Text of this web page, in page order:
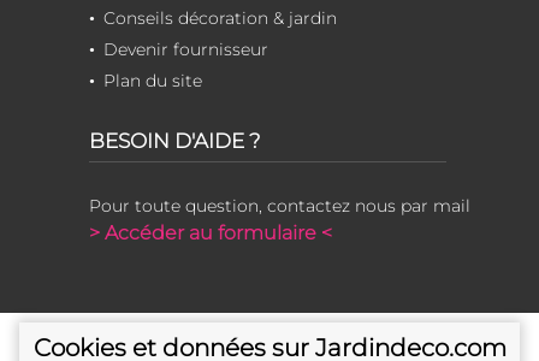
Conseils décoration & jardin
Devenir fournisseur
Plan du site
BESOIN D'AIDE ?
Pour toute question, contactez nous par mail
> Accéder au formulaire <
Cookies et données sur Jardindeco.com